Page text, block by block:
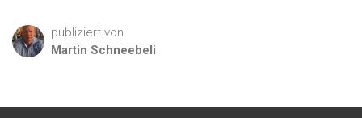
publiziert von
Martin Schneebeli